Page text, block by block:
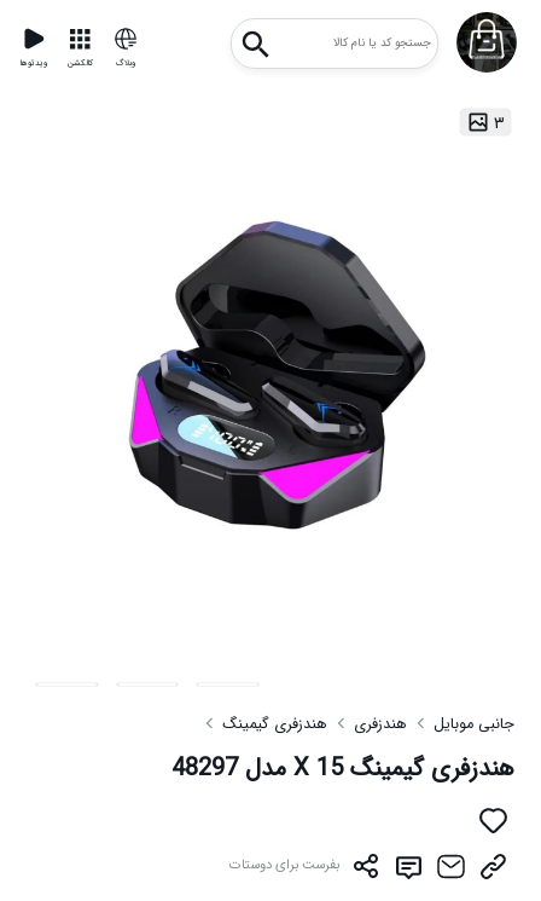
ویدئوها کالکشن وبلاگ
۳
جانبی موبایل هندزفری هندزفری گیمینگ
هندزفری گیمینگ X 15 مدل 48297
بفرست برای دوستات